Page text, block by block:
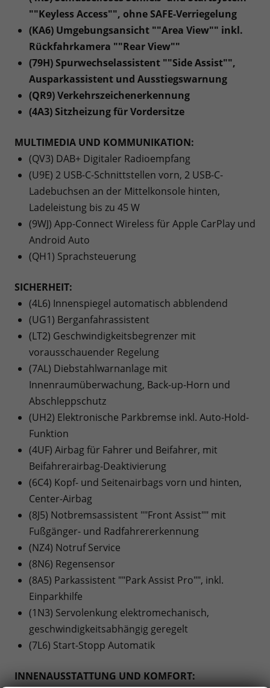
""Keyless Access"", ohne SAFE-Verriegelung
(KA6) Umgebungsansicht ""Area View"" inkl.
Rückfahrkamera ""Rear View""
(79H) Spurwechselassistent ""Side Assist"",
Ausparkassistent und Ausstiegswarnung
(QR9) Verkehrszeichenerkennung
(4A3) Sitzheizung für Vordersitze
MULTIMEDIA UND KOMMUNIKATION:
(QV3) DAB+ Digitaler Radioempfang
(U9E) 2 USB-C-Schnittstellen vorn, 2 USB-C-
Ladebuchsen an der Mittelkonsole hinten,
Ladeleistung bis zu 45 W
(9WJ) App-Connect Wireless für Apple CarPlay und
Android Auto
(QH1) Sprachsteuerung
SICHERHEIT:
(4L6) Innenspiegel automatisch abblendend
(UG1) Berganfahrassistent
(LT2) Geschwindigkeitsbegrenzer mit
vorausschauender Regelung
(7AL) Diebstahlwarnanlage mit
Innenraumüberwachung, Back-up-Horn und
Abschleppschutz
(UH2) Elektronische Parkbremse inkl. Auto-Hold-
Funktion
(4UF) Airbag für Fahrer und Beifahrer, mit
Beifahrerairbag-Deaktivierung
(6C4) Kopf- und Seitenairbags vorn und hinten,
Center-Airbag
(8J5) Notbremsassistent ""Front Assist"" mit
Fußgänger- und Radfahrererkennung
(NZ4) Notruf Service
(8N6) Regensensor
(8A5) Parkassistent ""Park Assist Pro"", inkl.
Einparkhilfe
(1N3) Servolenkung elektromechanisch,
geschwindigkeitsabhängig geregelt
(7L6) Start-Stopp Automatik
INNENAUSSTATTUNG UND KOMFORT: